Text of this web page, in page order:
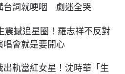
台詞就哽咽 劇迷全哭
震撼追星圈！羅志祥不反對
唱會就是要開心
出軌當紅女星！沈時華「生